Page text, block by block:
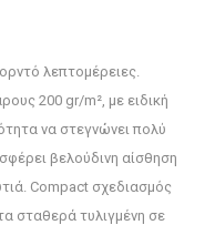
λεπτομέρειες.
200 gr/m², με ειδική
να στεγνώνει πολύ
βελούδινη αίσθηση
Compact σχεδιασμός
σταθερά τυλιγμένη σε